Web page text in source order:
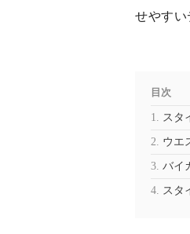
せやすい
目次
スタ
ウエ
バイ
スタ